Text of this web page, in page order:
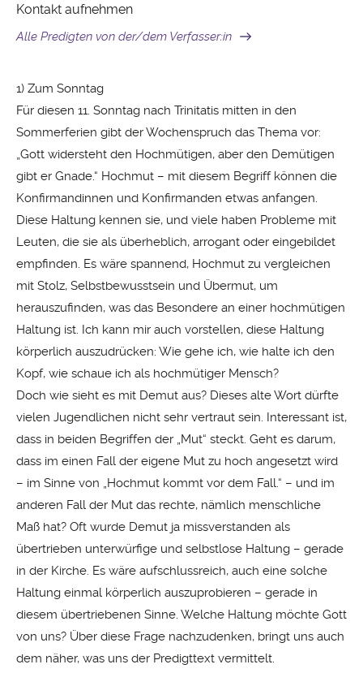
Kontakt aufnehmen
Alle Predigten von der/dem Verfasser:in
1) Zum Sonntag
Für diesen 11. Sonntag nach Trinitatis mitten in den
Sommerferien gibt der Wochenspruch das Thema vor:
„Gott widersteht den Hochmütigen, aber den Demütigen
gibt er Gnade.“ Hochmut – mit diesem Begriff können die
Konfirmandinnen und Konfirmanden etwas anfangen.
Diese Haltung kennen sie, und viele haben Probleme mit
Leuten, die sie als überheblich, arrogant oder eingebildet
empfinden. Es wäre spannend, Hochmut zu vergleichen
mit Stolz, Selbstbewusstsein und Übermut, um
herauszufinden, was das Besondere an einer hochmütigen
Haltung ist. Ich kann mir auch vorstellen, diese Haltung
körperlich auszudrücken: Wie gehe ich, wie halte ich den
Kopf, wie schaue ich als hochmütiger Mensch?
Doch wie sieht es mit Demut aus? Dieses alte Wort dürfte
vielen Jugendlichen nicht sehr vertraut sein. Interessant ist,
dass in beiden Begriffen der „Mut“ steckt. Geht es darum,
dass im einen Fall der eigene Mut zu hoch angesetzt wird
– im Sinne von „Hochmut kommt vor dem Fall.“ – und im
anderen Fall der Mut das rechte, nämlich menschliche
Maß hat? Oft wurde Demut ja missverstanden als
übertrieben unterwürfige und selbstlose Haltung – gerade
in der Kirche. Es wäre aufschlussreich, auch eine solche
Haltung einmal körperlich auszuprobieren – gerade in
diesem übertriebenen Sinne. Welche Haltung möchte Gott
von uns? Über diese Frage nachzudenken, bringt uns auch
dem näher, was uns der Predigttext vermittelt.